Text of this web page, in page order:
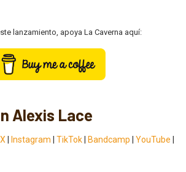
lanzamiento, apoya La Caverna aquí:
Alexis Lace
X Instagram TikTok Bandcamp YouTube